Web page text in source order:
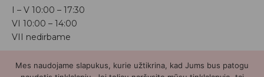
I – V 10:00 – 17:30
VI 10:00 – 14:00
VII nedirbame
Mes naudojame slapukus, kurie užtikrina, kad Jums bus patogu